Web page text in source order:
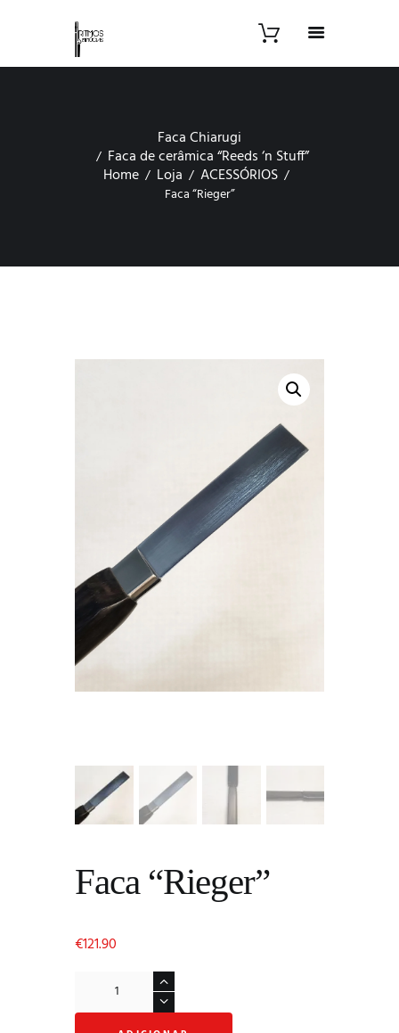
Faca Chiarugi
Faca de cerâmica “Reeds ‘n Stuff”
Home
Loja ACESSÓRIOS
Faca “Rieger”
Faca “Rieger”
€121.90
Quantidade